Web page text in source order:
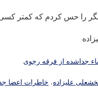
را حس کردم که کمتر کسی
جداشده از فرقه رجوی
علیزاده، خاطرات اعضا